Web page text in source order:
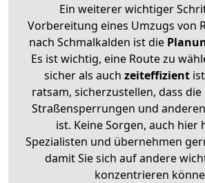
Ein weiterer wichtiger
Vorbereitung eines Umzugs von
nach Schmalkalden ist die
Es ist wichtig, eine Route zu
sicher als auch zeiteffizient
ratsam, sicherzustellen, dass
Straßensperrungen und
ist. Keine Sorgen, auch hier
Spezialisten und übernehmen
damit Sie sich auf andere
konzentrieren